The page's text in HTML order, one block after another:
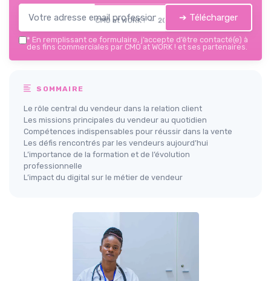
CMO at WORK ! — 2026 ➔ Télécharger
* En remplissant ce formulaire, j’accepte d’être contacté(e) à
des fins commerciales par CMO at WORK ! et ses partenaires.
SOMMAIRE
Le rôle central du vendeur dans la relation client
Les missions principales du vendeur au quotidien
Compétences indispensables pour réussir dans la vente
Les défis rencontrés par les vendeurs aujourd’hui
L’importance de la formation et de l’évolution
professionnelle
L’impact du digital sur le métier de vendeur